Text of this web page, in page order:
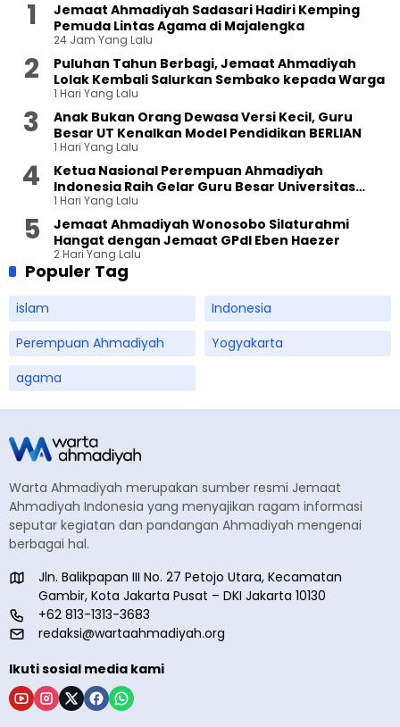
Jemaat Ahmadiyah Sadasari Hadiri Kemping
Pemuda Lintas Agama di Majalengka
24 Jam Yang Lalu
Puluhan Tahun Berbagi, Jemaat Ahmadiyah
Lolak Kembali Salurkan Sembako kepada Warga
1 Hari Yang Lalu
Anak Bukan Orang Dewasa Versi Kecil, Guru
Besar UT Kenalkan Model Pendidikan BERLIAN
1 Hari Yang Lalu
Ketua Nasional Perempuan Ahmadiyah
Indonesia Raih Gelar Guru Besar Universitas
Terbuka
1 Hari Yang Lalu
Jemaat Ahmadiyah Wonosobo Silaturahmi
Hangat dengan Jemaat GPdI Eben Haezer
2 Hari Yang Lalu
Populer Tag
islam
Indonesia
Perempuan Ahmadiyah
Yogyakarta
agama
Warta Ahmadiyah merupakan sumber resmi Jemaat
Ahmadiyah Indonesia yang menyajikan ragam informasi
seputar kegiatan dan pandangan Ahmadiyah mengenai
berbagai hal.
Jln. Balikpapan III No. 27 Petojo Utara, Kecamatan
Gambir, Kota Jakarta Pusat – DKI Jakarta 10130
+62 813-1313-3683
redaksi@wartaahmadiyah.org
Ikuti sosial media kami